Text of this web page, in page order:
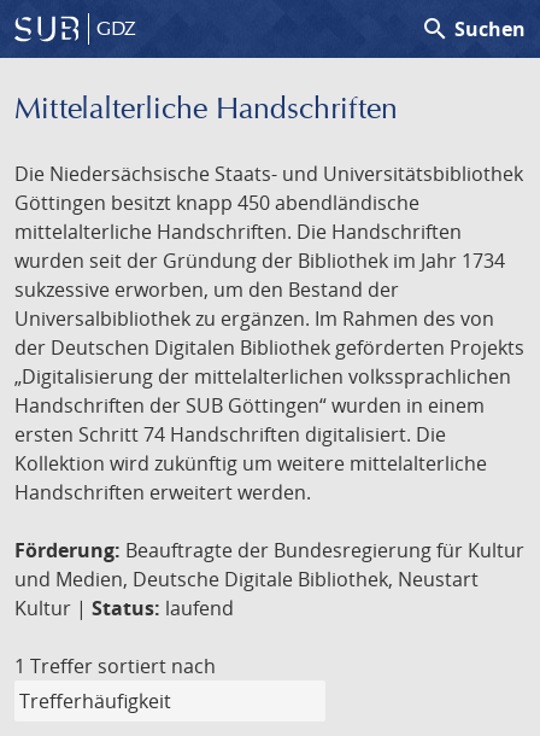
GDZ search Suchen
Mittelalterliche Handschriften
Die Niedersächsische Staats- und Universitätsbibliothek
Göttingen besitzt knapp 450 abendländische
mittelalterliche Handschriften. Die Handschriften
wurden seit der Gründung der Bibliothek im Jahr 1734
sukzessive erworben, um den Bestand der
Universalbibliothek zu ergänzen. Im Rahmen des von
der Deutschen Digitalen Bibliothek geförderten Projekts
„Digitalisierung der mittelalterlichen volkssprachlichen
Handschriften der SUB Göttingen“ wurden in einem
ersten Schritt 74 Handschriften digitalisiert. Die
Kollektion wird zukünftig um weitere mittelalterliche
Handschriften erweitert werden.
Förderung: Beauftragte der Bundesregierung für Kultur
und Medien, Deutsche Digitale Bibliothek, Neustart
Kultur | Status: laufend
1 Treffer sortiert nach